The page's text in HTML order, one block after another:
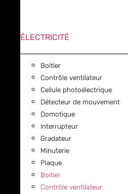
ÉLECTRICITÉ
Boitier
Contrôle ventilateur
Cellule photoélectrique
Détecteur de mouvement
Domotique
Interrupteur
Gradateur
Minuterie
Plaque
Boitier
Contrôle ventilateur